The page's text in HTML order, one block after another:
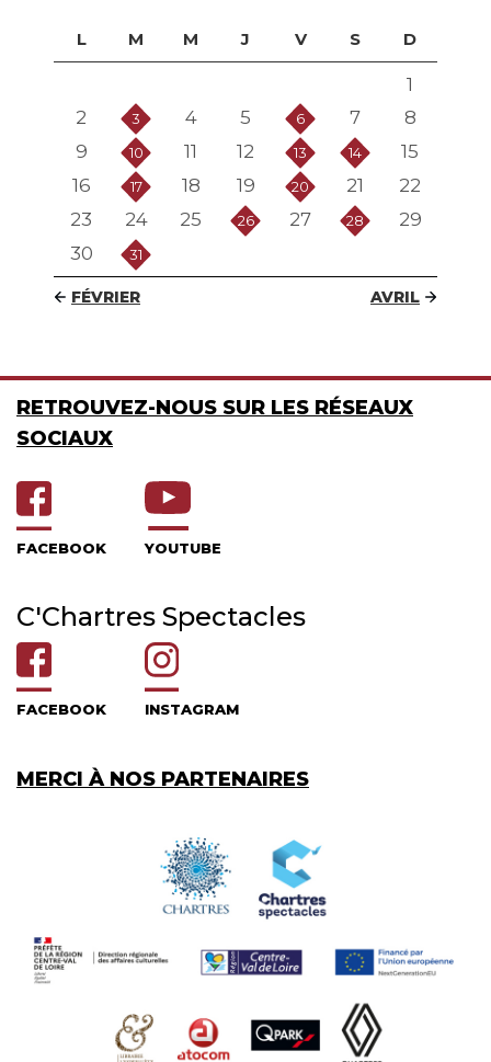
L M M J V S D
1
2
3 4 5 6 7
8
9
10 11 12 13 14
15
16
17 18 19 20 21
22
23
24 25 26 27 28
29
30
31
FÉVRIER AVRIL
RETROUVEZ-NOUS SUR LES RÉSEAUX
SOCIAUX
FACEBOOK YOUTUBE
C'Chartres Spectacles
FACEBOOK INSTAGRAM
MERCI À NOS PARTENAIRES